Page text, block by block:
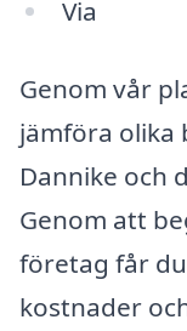
Via
Genom vår
jämföra olika
Dannike och
Genom att
företag får
kostnader